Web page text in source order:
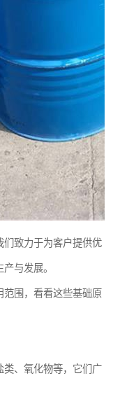
们致力于为客户提供优
与发展。
围，看看这些基础原
类、氧化物等，它们广
间体